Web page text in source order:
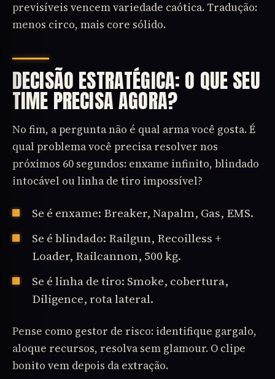
previsíveis vencem variedade caótica. Tradução:
menos circo, mais core sólido.
DECISÃO ESTRATÉGICA: O QUE SEU
TIME PRECISA AGORA?
No fim, a pergunta não é qual arma você gosta. É
qual problema você precisa resolver nos
próximos 60 segundos: enxame infinito, blindado
intocável ou linha de tiro impossível?
Se é enxame: Breaker, Napalm, Gas, EMS.
Se é blindado: Railgun, Recoilless +
Loader, Railcannon, 500 kg.
Se é linha de tiro: Smoke, cobertura,
Diligence, rota lateral.
Pense como gestor de risco: identifique gargalo,
aloque recursos, resolva sem glamour. O clipe
bonito vem depois da extração.